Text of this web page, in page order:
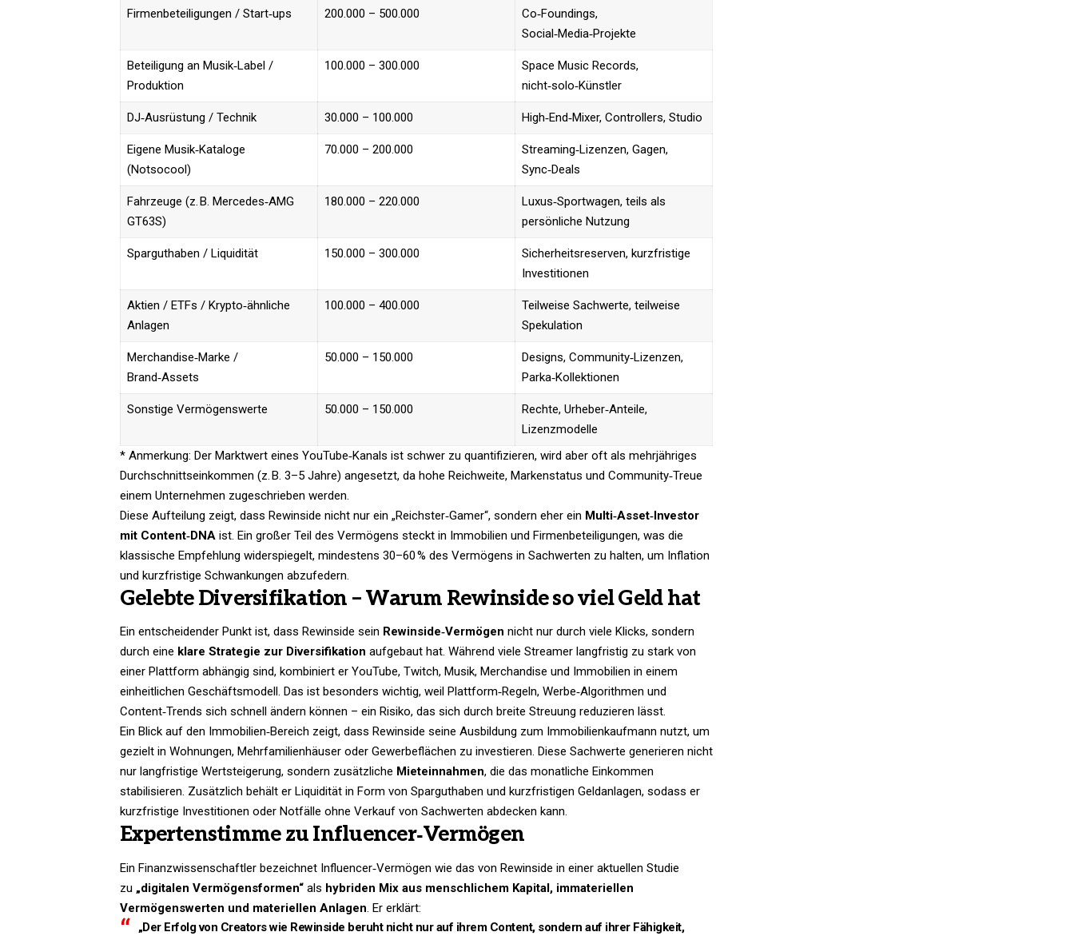
Firmenbeteiligungen / Start‑ups 200.000 – 500.000
Co‑Foundings,
Social‑Media‑Projekte
Beteiligung an Musik‑Label /
Produktion
100.000 – 300.000
Space Music Records,
nicht‑solo‑Künstler
DJ‑Ausrüstung / Technik 30.000 – 100.000 High‑End‑Mixer, Controllers, Studio
Eigene Musik‑Kataloge
(Notsocool)
70.000 – 200.000
Streaming‑Lizenzen, Gagen,
Sync‑Deals
Fahrzeuge (z. B. Mercedes‑AMG
GT63S)
180.000 – 220.000
Luxus‑Sportwagen, teils als
persönliche Nutzung
Sparguthaben / Liquidität 150.000 – 300.000
Sicherheitsreserven, kurzfristige
Investitionen
Aktien / ETFs / Krypto‑ähnliche
Anlagen
100.000 – 400.000
Teilweise Sachwerte, teilweise
Spekulation
Merchandise‑Marke /
Brand‑Assets
50.000 – 150.000
Designs, Community‑Lizenzen,
Parka‑Kollektionen
Sonstige Vermögenswerte 50.000 – 150.000
Rechte, Urheber‑Anteile,
Lizenzmodelle
* Anmerkung: Der Marktwert eines YouTube‑Kanals ist schwer zu quantifizieren, wird aber oft als mehrjähriges
Durchschnittseinkommen (z. B. 3–5 Jahre) angesetzt, da hohe Reichweite, Markenstatus und Community‑Treue
einem Unternehmen zugeschrieben werden.
Diese Aufteilung zeigt, dass Rewinside nicht nur ein „Reichster‑Gamer“, sondern eher ein Multi‑Asset‑Investor
mit Content‑DNA ist. Ein großer Teil des Vermögens steckt in Immobilien und Firmenbeteiligungen, was die
klassische Empfehlung widerspiegelt, mindestens 30–60 % des Vermögens in Sachwerten zu halten, um Inflation
und kurzfristige Schwankungen abzufedern.
Gelebte Diversifikation – Warum Rewinside so viel Geld hat
Ein entscheidender Punkt ist, dass Rewinside sein Rewinside‑Vermögen nicht nur durch viele Klicks, sondern
durch eine klare Strategie zur Diversifikation aufgebaut hat. Während viele Streamer langfristig zu stark von
einer Plattform abhängig sind, kombiniert er YouTube, Twitch, Musik, Merchandise und Immobilien in einem
einheitlichen Geschäftsmodell. Das ist besonders wichtig, weil Plattform‑Regeln, Werbe‑Algorithmen und
Content‑Trends sich schnell ändern können – ein Risiko, das sich durch breite Streuung reduzieren lässt.
Ein Blick auf den Immobilien‑Bereich zeigt, dass Rewinside seine Ausbildung zum Immobilienkaufmann nutzt, um
gezielt in Wohnungen, Mehrfamilienhäuser oder Gewerbeflächen zu investieren. Diese Sachwerte generieren nicht
nur langfristige Wertsteigerung, sondern zusätzliche Mieteinnahmen, die das monatliche Einkommen
stabilisieren. Zusätzlich behält er Liquidität in Form von Sparguthaben und kurzfristigen Geldanlagen, sodass er
kurzfristige Investitionen oder Notfälle ohne Verkauf von Sachwerten abdecken kann.
Expertenstimme zu Influencer‑Vermögen
Ein Finanzwissenschaftler bezeichnet Influencer‑Vermögen wie das von Rewinside in einer aktuellen Studie
zu „digitalen Vermögensformen“ als hybriden Mix aus menschlichem Kapital, immateriellen
Vermögenswerten und materiellen Anlagen. Er erklärt:
„Der Erfolg von Creators wie Rewinside beruht nicht nur auf ihrem Content, sondern auf ihrer Fähigkeit,